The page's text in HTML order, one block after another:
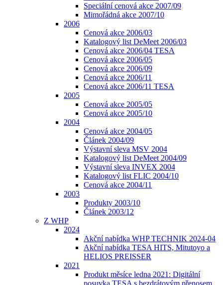
Speciální cenová akce 2007/09
Mimořádná akce 2007/10
2006
Cenová akce 2006/03
Katalogový list DeMeet 2006/03
Cenová akce 2006/04 TESA
Cenová akce 2006/05
Cenová akce 2006/09
Cenová akce 2006/11
Cenová akce 2006/11 TESA
2005
Cenová akce 2005/05
Cenová akce 2005/10
2004
Cenová akce 2004/05
Článek 2004/09
Výstavní sleva MSV 2004
Katalogový list DeMeet 2004/09
Výstavní sleva INVEX 2004
Katalogový list FLIC 2004/10
Cenová akce 2004/11
2003
Produkty 2003/10
Článek 2003/12
Z WHP
2024
Akční nabídka WHP TECHNIK 2024-04
Akční nabídka TESA HITS, Mitutoyo a
HELIOS PREISSER
2021
Produkt měsíce ledna 2021: Digitální
posuvka TESA s bezdrátovým přenosem